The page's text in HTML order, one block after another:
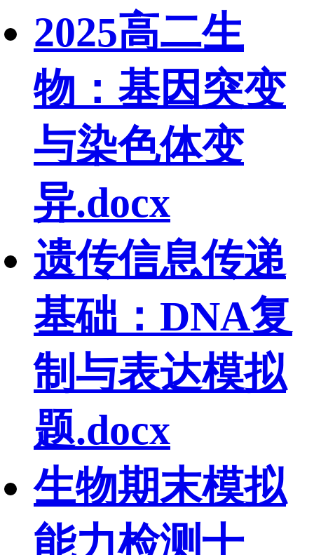
2025高二生
物：基因突变
与染色体变
异.docx
遗传信息传递
基础：DNA复
制与表达模拟
题.docx
生物期末模拟
能力检测十